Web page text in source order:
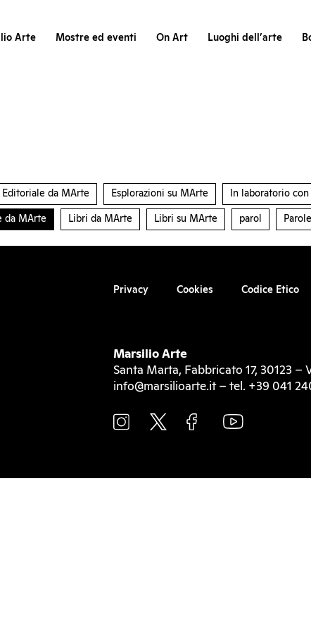
Arte Mostre ed eventi On Art Luoghi dell’arte
Editoriale da MArte Esplorazioni su MArte In laboratorio
da MArte Libri da MArte Libri su MArte parol
Privacy Cookies Codice Etico
Marsilio Arte
Santa Marta, Fabbricato 17, 30123 –
info@marsilioarte.it – tel. +39 041